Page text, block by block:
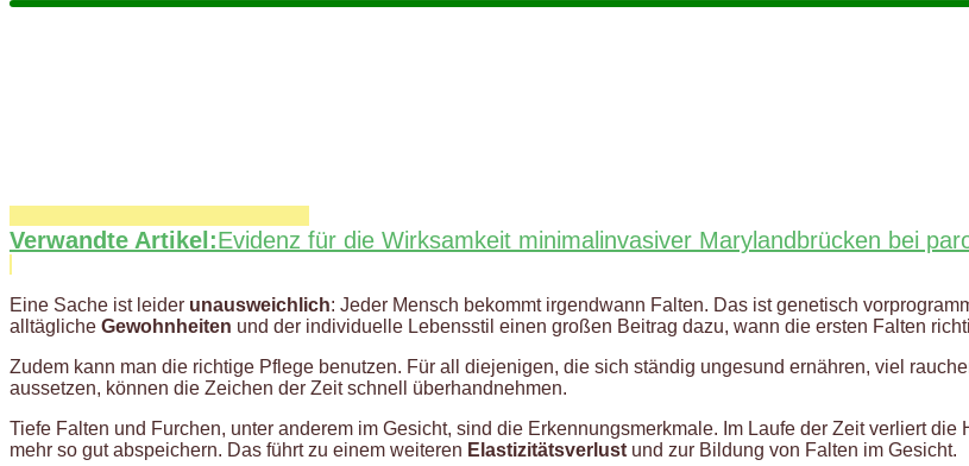
Verwandte Artikel:Evidenz für die Wirksamkeit minimalinvasiver Marylandbrücken bei
Eine Sache ist leider unausweichlich: Jeder Mensch bekommt irgendwann Falten. Das ist genetisch
alltägliche Gewohnheiten und der individuelle Lebensstil einen großen Beitrag dazu, wann die ersten Falten
Zudem kann man die richtige Pflege benutzen. Für all diejenigen, die sich ständig ungesund ernähren, viel
aussetzen, können die Zeichen der Zeit schnell überhandnehmen.
Tiefe Falten und Furchen, unter anderem im Gesicht, sind die Erkennungsmerkmale. Im Laufe der Zeit verliert
mehr so gut abspeichern. Das führt zu einem weiteren Elastizitätsverlust und zur Bildung von Falten im Gesicht.